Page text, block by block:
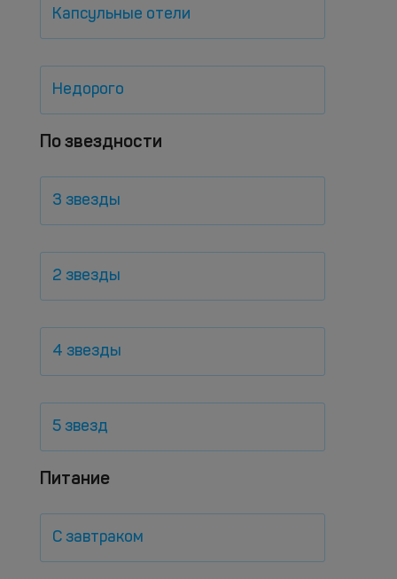
Капсульные отели
Недорого
По звездности
3 звезды
2 звезды
4 звезды
5 звезд
Питание
С завтраком